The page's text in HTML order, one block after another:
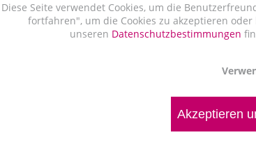
Diese Seite verwendet Cookies, um die
fortfahren", um die Cookies zu akzeptieren
unseren Datenschutzbestimmungen
Akzeptieren